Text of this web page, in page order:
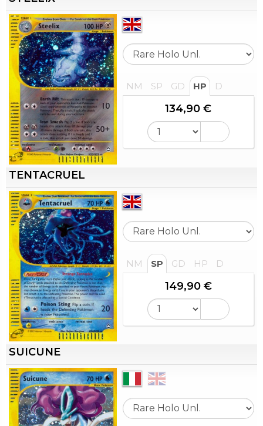
NM SP GD HP D
134,90 €
TENTACRUEL
NM SP GD HP D
149,90 €
SUICUNE